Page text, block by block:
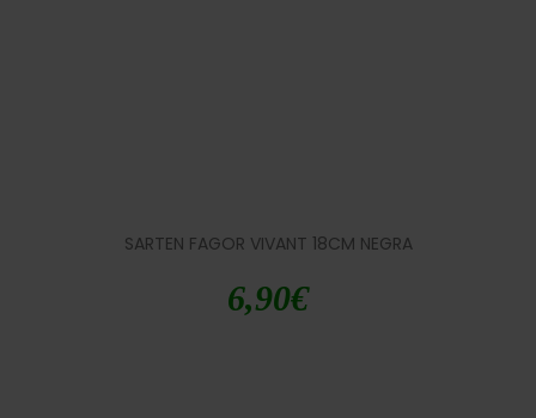
SARTEN FAGOR VIVANT 18CM NEGRA
6,90€